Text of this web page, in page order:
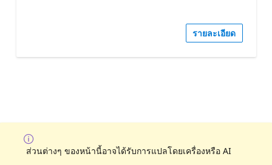
รายละเอียด
ส่วนต่างๆ ของหน้านี้อาจได้รับการแปลโดยเครื่องหรือ AI